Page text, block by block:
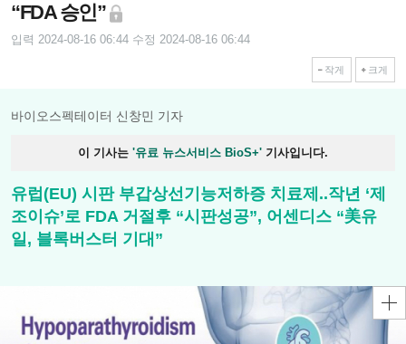
“FDA 승인”
입력 2024-08-16 06:44 수정 2024-08-16 06:44
작게 크게
바이오스펙테이터 신창민 기자
이 기사는 '유료 뉴스서비스 BioS+' 기사입니다.
유럽(EU) 시판 부갑상선기능저하증 치료제..작년 ‘제
조이슈’로 FDA 거절후 “시판성공”, 어센디스 “美유
일, 블록버스터 기대”